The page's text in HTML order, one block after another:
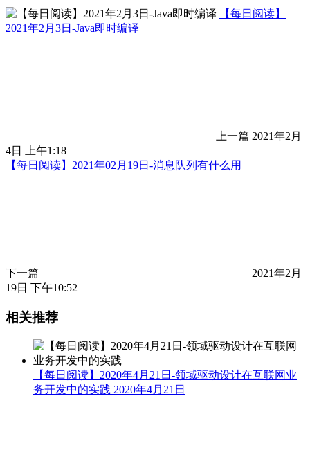
【每日阅读】
2021年2月3日-Java即时编译
上一篇 2021年2月
4日 上午1:18
【每日阅读】2021年02月19日-消息队列有什么用
下一篇
2021年2月
19日 下午10:52
相关推荐
【每日阅读】2020年4月21日-领域驱动设计在互联网业
务开发中的实践 2020年4月21日